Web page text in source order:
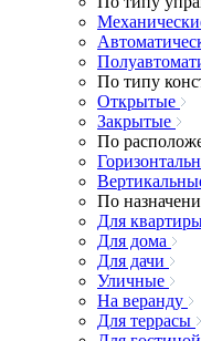
По типу
Открытые
Закрытые
По
По
Для
Для дома
Для дачи
Уличные
На веранду
Для террасы